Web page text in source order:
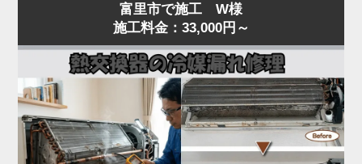
（E1・F1・H1など）が出て動かない」といった症
状は、室内機または室外機の制御基板の故障が原因
のケースが多く見られます。
基板は経年劣化に加え、雷サージや過電流、コンデ
ンサの容量抜けなどで突発的に故障することがあり
ます。
実際の現場では、運転開始から数分でコンプレッサ
富里市で施工 W様
施工料金：33,000円～